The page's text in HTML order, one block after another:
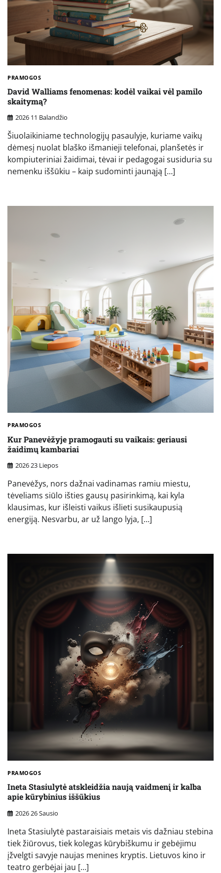
PRAMOGOS
David Walliams fenomenas: kodėl vaikai vėl pamilo
skaitymą?
2026 11 Balandžio
Šiuolaikiniame technologijų pasaulyje, kuriame vaikų
dėmesį nuolat blaško išmanieji telefonai, planšetės ir
kompiuteriniai žaidimai, tėvai ir pedagogai susiduria su
nemenku iššūkiu – kaip sudominti jaunąją […]
PRAMOGOS
Kur Panevėžyje pramogauti su vaikais: geriausi
žaidimų kambariai
2026 23 Liepos
Panevėžys, nors dažnai vadinamas ramiu miestu,
tėveliams siūlo išties gausų pasirinkimą, kai kyla
klausimas, kur išleisti vaikus išlieti susikaupusią
energiją. Nesvarbu, ar už lango lyja, […]
PRAMOGOS
Ineta Stasiulytė atskleidžia naują vaidmenį ir kalba
apie kūrybinius iššūkius
2026 26 Sausio
Ineta Stasiulytė pastaraisiais metais vis dažniau stebina
tiek žiūrovus, tiek kolegas kūrybiškumu ir gebėjimu
įžvelgti savyje naujas menines kryptis. Lietuvos kino ir
teatro gerbėjai jau […]